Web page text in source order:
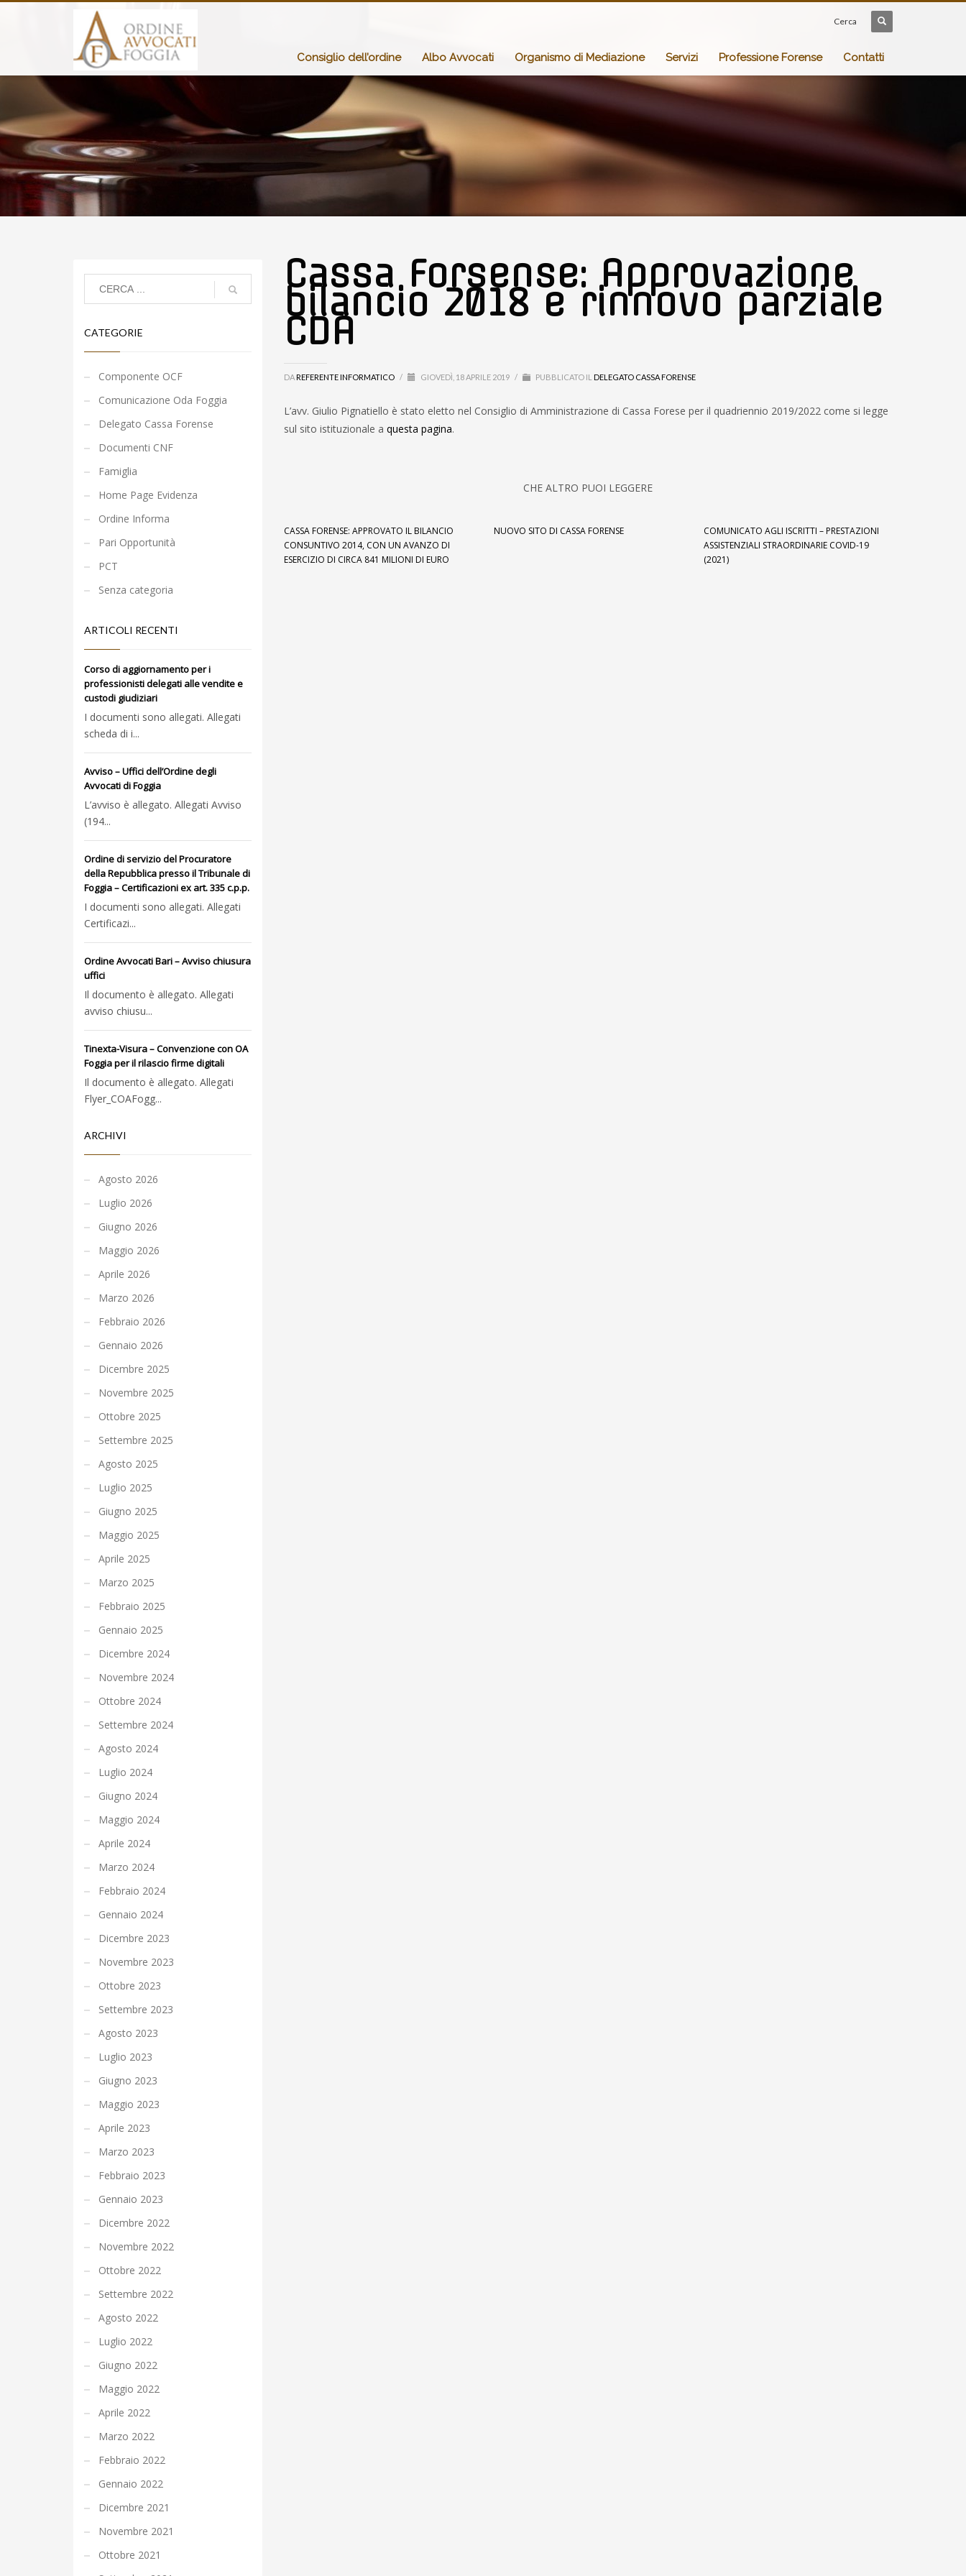
Cerca
Consiglio dell’ordine Albo Avvocati Organismo di Mediazione Servizi Professione Forense Contatti
Cassa Forsense: Approvazione
bilancio 2018 e rinnovo parziale
CDA
DA REFERENTE INFORMATICO / GIOVEDÌ, 18 APRILE 2019 / PUBBLICATO IL DELEGATO CASSA FORENSE
L’avv. Giulio Pignatiello è stato eletto nel Consiglio di Amministrazione di Cassa Forese per il quadriennio 2019/2022 come si legge
sul sito istituzionale a questa pagina.
CHE ALTRO PUOI LEGGERE
CASSA FORENSE: APPROVATO IL BILANCIO
CONSUNTIVO 2014, CON UN AVANZO DI
ESERCIZIO DI CIRCA 841 MILIONI DI EURO
NUOVO SITO DI CASSA FORENSE
COMUNICATO AGLI ISCRITTI – PRESTAZIONI
ASSISTENZIALI STRAORDINARIE COVID-19
(2021)
CATEGORIE
Componente OCF
Comunicazione Oda Foggia
Delegato Cassa Forense
Documenti CNF
Famiglia
Home Page Evidenza
Ordine Informa
Pari Opportunità
PCT
Senza categoria
ARTICOLI RECENTI
Corso di aggiornamento per i
professionisti delegati alle vendite e
custodi giudiziari
I documenti sono allegati. Allegati
scheda di i...
Avviso – Uffici dell’Ordine degli
Avvocati di Foggia
L’avviso è allegato. Allegati Avviso
(194...
Ordine di servizio del Procuratore
della Repubblica presso il Tribunale di
Foggia – Certificazioni ex art. 335 c.p.p.
I documenti sono allegati. Allegati
Certificazi...
Ordine Avvocati Bari – Avviso chiusura
uffici
Il documento è allegato. Allegati
avviso chiusu...
Tinexta-Visura – Convenzione con OA
Foggia per il rilascio firme digitali
Il documento è allegato. Allegati
Flyer_COAFogg...
ARCHIVI
Agosto 2026
Luglio 2026
Giugno 2026
Maggio 2026
Aprile 2026
Marzo 2026
Febbraio 2026
Gennaio 2026
Dicembre 2025
Novembre 2025
Ottobre 2025
Settembre 2025
Agosto 2025
Luglio 2025
Giugno 2025
Maggio 2025
Aprile 2025
Marzo 2025
Febbraio 2025
Gennaio 2025
Dicembre 2024
Novembre 2024
Ottobre 2024
Settembre 2024
Agosto 2024
Luglio 2024
Giugno 2024
Maggio 2024
Aprile 2024
Marzo 2024
Febbraio 2024
Gennaio 2024
Dicembre 2023
Novembre 2023
Ottobre 2023
Settembre 2023
Agosto 2023
Luglio 2023
Giugno 2023
Maggio 2023
Aprile 2023
Marzo 2023
Febbraio 2023
Gennaio 2023
Dicembre 2022
Novembre 2022
Ottobre 2022
Settembre 2022
Agosto 2022
Luglio 2022
Giugno 2022
Maggio 2022
Aprile 2022
Marzo 2022
Febbraio 2022
Gennaio 2022
Dicembre 2021
Novembre 2021
Ottobre 2021